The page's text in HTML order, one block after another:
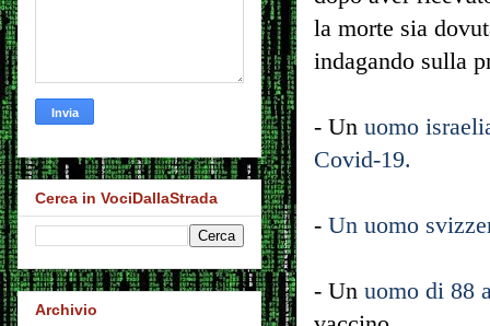
la morte sia
indagando sulla
- Un uomo
Covid-19.
- Un uomo
- Un uomo di 88
Cerca in VociDallaStrada
Archivio